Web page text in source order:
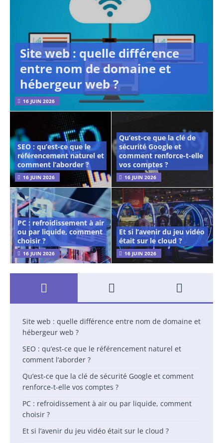
Site web : quelle différence
entre nom de domaine et
hébergeur web ?
16 JUIN 2026
SEO : qu’est-ce que le
référencement naturel et
comment l’aborder ?
16 JUIN 2026
Qu’est-ce que la clé de
sécurité Google et
comment renforce-t-elle
vos comptes ?
16 JUIN 2026
PC : refroidissement à air
ou par liquide, comment
choisir ?
16 JUIN 2026
Et si l’avenir du jeu vidéo
était sur le cloud ?
16 JUIN 2026
Site web : quelle différence entre nom de domaine et
hébergeur web ?
SEO : qu’est-ce que le référencement naturel et
comment l’aborder ?
Qu’est-ce que la clé de sécurité Google et comment
renforce-t-elle vos comptes ?
PC : refroidissement à air ou par liquide, comment
choisir ?
Et si l’avenir du jeu vidéo était sur le cloud ?